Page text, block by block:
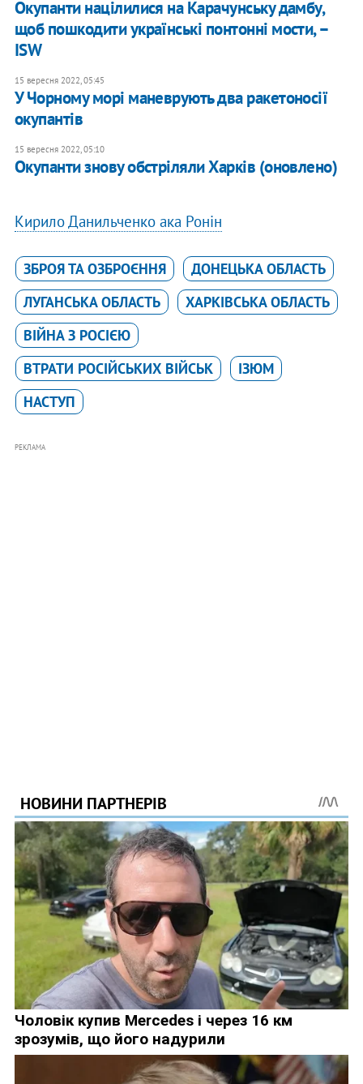
Окупанти націлилися на Карачунську дамбу,
щоб пошкодити українські понтонні мости, –
ISW
15 вересня 2022, 05:45
У Чорному морі маневрують два ракетоносії
окупантів
15 вересня 2022, 05:10
Окупанти знову обстріляли Харків (оновлено)
Кирило Данильченко ака Ронін
ЗБРОЯ ТА ОЗБРОЄННЯ
ДОНЕЦЬКА ОБЛАСТЬ
ЛУГАНСЬКА ОБЛАСТЬ
ХАРКІВСЬКА ОБЛАСТЬ
ВІЙНА З РОСІЄЮ
ВТРАТИ РОСІЙСЬКИХ ВІЙСЬК
ІЗЮМ
НАСТУП
РЕКЛАМА